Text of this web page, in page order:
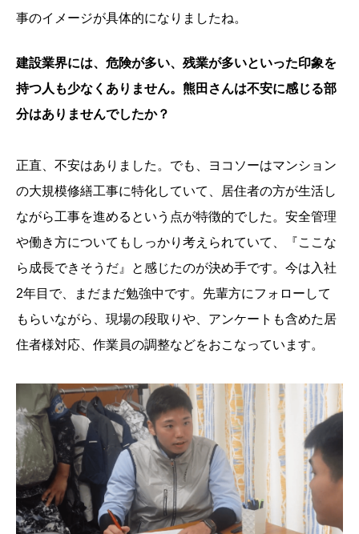
事のイメージが具体的になりましたね。
建設業界には、危険が多い、残業が多いといった印象を
持つ人も少なくありません。熊田さんは不安に感じる部
分はありませんでしたか？
正直、不安はありました。でも、ヨコソーはマンション
の大規模修繕工事に特化していて、居住者の方が生活し
ながら工事を進めるという点が特徴的でした。安全管理
や働き方についてもしっかり考えられていて、『ここな
ら成長できそうだ』と感じたのが決め手です。今は入社
2年目で、まだまだ勉強中です。先輩方にフォローして
もらいながら、現場の段取りや、アンケートも含めた居
住者様対応、作業員の調整などをおこなっています。